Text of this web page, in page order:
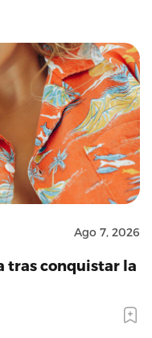
Ago 7, 2026
tras conquistar la